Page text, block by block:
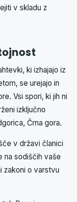
v skladu z
ki izhajajo iz
se urejajo in
Vsi spori, ki jih ni
izključno
Črna gora.
v državi članici
na sodiščih vaše
zakoni o varstvu